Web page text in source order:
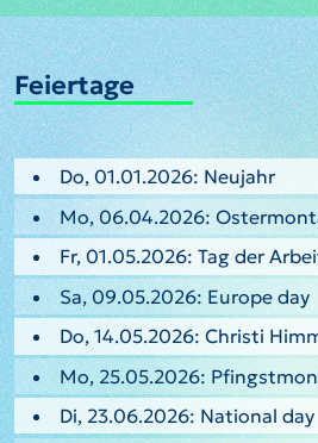
Feiertage
Do, 01.01.2026: Neujahr
Mo, 06.04.2026:
Fr, 01.05.2026: Tag der
Sa, 09.05.2026: Europe day
Do, 14.05.2026: Christi
Mo, 25.05.2026:
Di, 23.06.2026: National day